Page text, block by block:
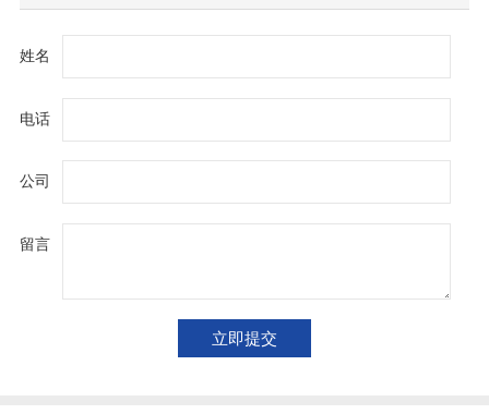
姓名
电话
公司
留言